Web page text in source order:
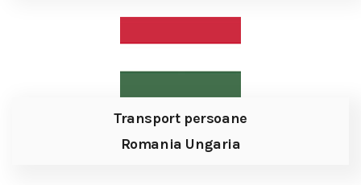
Transport persoane
Romania Ungaria